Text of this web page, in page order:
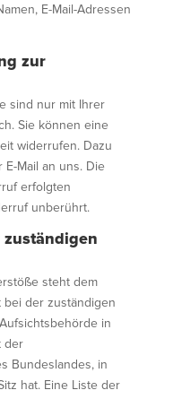
E-Mail-Adressen
zur
sind nur mit Ihrer
Sie können eine
widerrufen. Dazu
Mail an uns. Die
erfolgten
unberührt.
steht dem
der zuständigen
in
der
Bundeslandes, in
hat. Eine Liste der